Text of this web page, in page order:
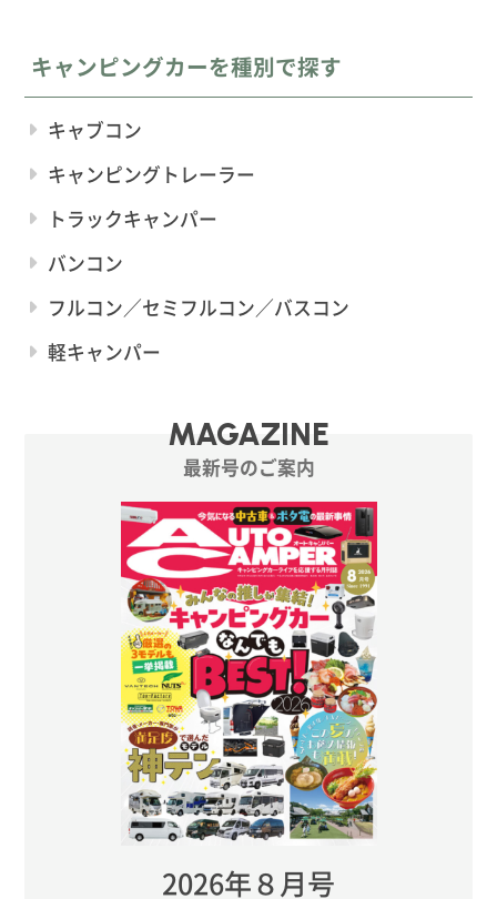
キャンピングカーを種別で探す
キャブコン
キャンピングトレーラー
トラックキャンパー
バンコン
フルコン／セミフルコン／バスコン
軽キャンパー
MAGAZINE
最新号のご案内
2026年８月号